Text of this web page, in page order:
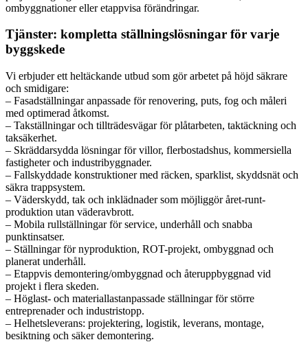
ombyggnationer eller etappvisa förändringar.
Tjänster: kompletta ställningslösningar för varje
byggskede
Vi erbjuder ett heltäckande utbud som gör arbetet på höjd säkrare
och smidigare:
– Fasadställningar anpassade för renovering, puts, fog och måleri
med optimerad åtkomst.
– Takställningar och tillträdesvägar för plåtarbeten, taktäckning och
taksäkerhet.
– Skräddarsydda lösningar för villor, flerbostadshus, kommersiella
fastigheter och industribyggnader.
– Fallskyddade konstruktioner med räcken, sparklist, skyddsnät och
säkra trappsystem.
– Väderskydd, tak och inklädnader som möjliggör året-runt-
produktion utan väderavbrott.
– Mobila rullställningar för service, underhåll och snabba
punktinsatser.
– Ställningar för nyproduktion, ROT-projekt, ombyggnad och
planerat underhåll.
– Etappvis demontering/ombyggnad och återuppbyggnad vid
projekt i flera skeden.
– Höglast- och materiallastanpassade ställningar för större
entreprenader och industristopp.
– Helhetsleverans: projektering, logistik, leverans, montage,
besiktning och säker demontering.